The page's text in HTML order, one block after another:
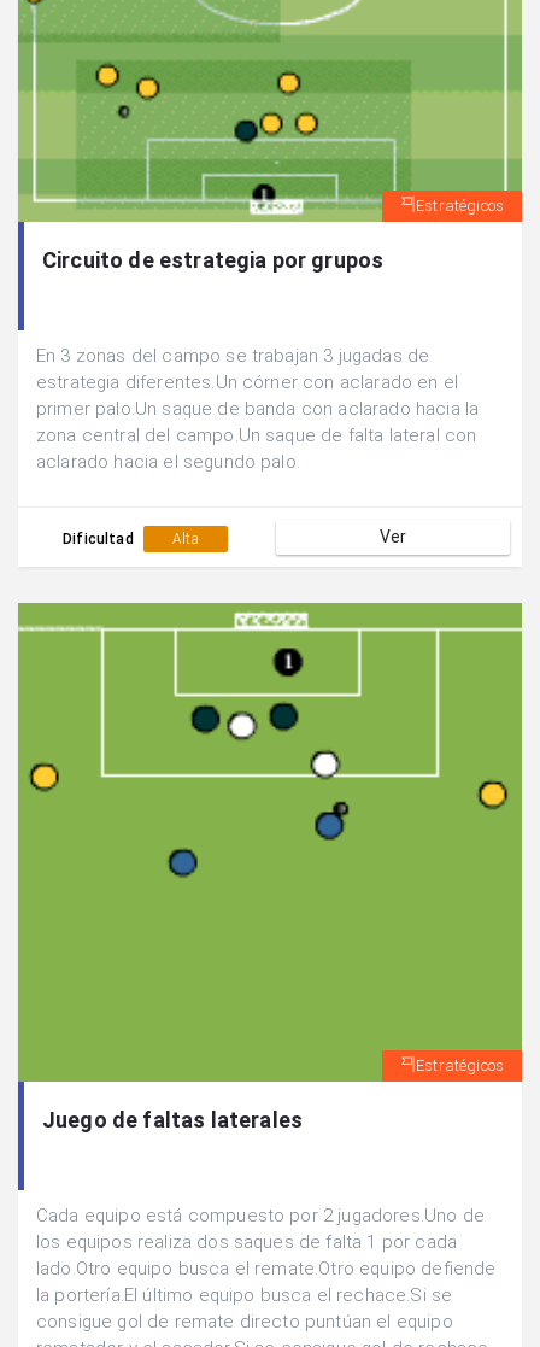
Estratégicos
Circuito de estrategia por grupos
En 3 zonas del campo se trabajan 3 jugadas de
estrategia diferentes.Un córner con aclarado en el
primer palo.Un saque de banda con aclarado hacia la
zona central del campo.Un saque de falta lateral con
aclarado hacia el segundo palo.
Dificultad Alta Ver
Estratégicos
Juego de faltas laterales
Cada equipo está compuesto por 2 jugadores.Uno de
los equipos realiza dos saques de falta 1 por cada
lado.Otro equipo busca el remate.Otro equipo defiende
la portería.El último equipo busca el rechace.Si se
consigue gol de remate directo puntúan el equipo